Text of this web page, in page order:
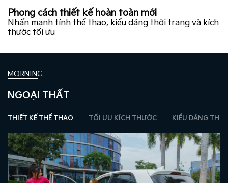
Phong cách thiết kế hoàn toàn mới
Nhấn mạnh tính thể thao, kiểu dáng thời trang và kích
thước tối ưu
MORNING
NGOẠI THẤT
THIẾT KẾ THỂ THAO TỐI ƯU KÍCH THƯỚC KIỂU DÁNG